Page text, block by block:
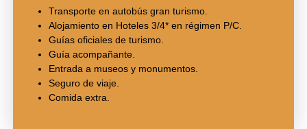
Transporte en autobús gran turismo.
Alojamiento en Hoteles 3/4* en régimen P/C.
Guías oficiales de turismo.
Guía acompañante.
Entrada a museos y monumentos.
Seguro de viaje.
Comida extra.